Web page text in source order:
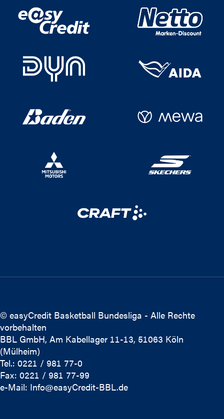
© easyCredit Basketball Bundesliga - Alle Rechte
vorbehalten
BBL GmbH, Am Kabellager 11-13, 51063 Köln
(Mülheim)
Tel.: 0221 / 981 77-0
Fax: 0221 / 981 77-99
e-Mail: Info@easyCredit-BBL.de